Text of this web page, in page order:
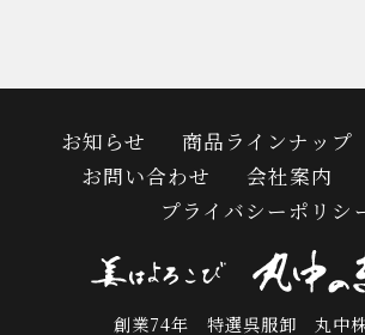
お知らせ 商品ラインナップ
お問い合わせ
会社案内
プライバシーポリシ
創業74年 特選呉服卸 丸中